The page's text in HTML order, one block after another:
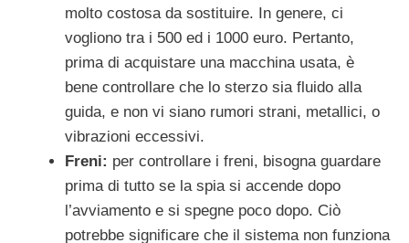
molto costosa da sostituire. In genere, ci
vogliono tra i 500 ed i 1000 euro. Pertanto,
prima di acquistare una macchina usata, è
bene controllare che lo sterzo sia fluido alla
guida, e non vi siano rumori strani, metallici, o
vibrazioni eccessivi.
Freni: per controllare i freni, bisogna guardare
prima di tutto se la spia si accende dopo
l’avviamento e si spegne poco dopo. Ciò
potrebbe significare che il sistema non funziona